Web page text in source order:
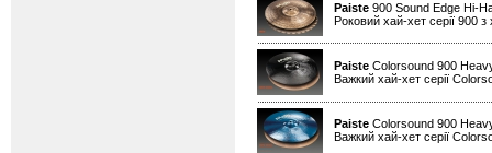
Paiste 900 Sound Edge Hi-
Роковий хай-хет серії 900
Paiste Colorsound 900
Важкий хай-хет серії
Paiste Colorsound 900
Важкий хай-хет серії